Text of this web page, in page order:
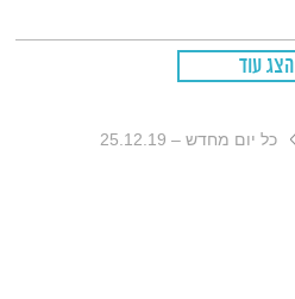
הצג עוד
כל יום מחדש – 25.12.19